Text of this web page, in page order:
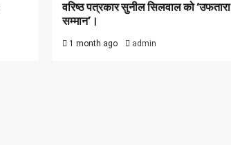
वरिष्ठ पत्रकार सुनील सिलवाल को ‘उफतारा
सम्मान’।
1 month ago admin